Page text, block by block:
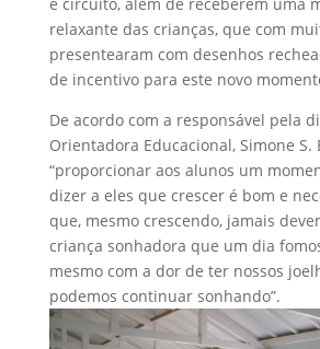
relaxante das crianças, que com
presentearam com desenhos
de incentivo para este novo
De acordo com a responsável pela
Orientadora Educacional, Simone S.
“proporcionar aos alunos um
dizer a eles que crescer é bom e
que, mesmo crescendo, jamais
criança sonhadora que um dia
mesmo com a dor de ter nossos
podemos continuar sonhando”.